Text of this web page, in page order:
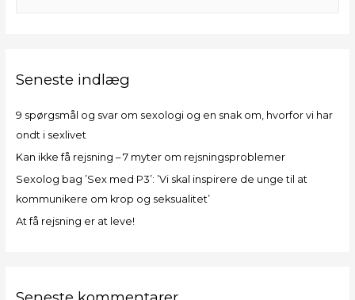
Seneste indlæg
9 spørgsmål og svar om sexologi og en snak om, hvorfor vi har
ondt i sexlivet​
Kan ikke få rejsning – 7 myter om rejsningsproblemer
Sexolog bag ’Sex med P3’: ’Vi skal inspirere de unge til at
kommunikere om krop og seksualitet’
At få rejsning er at leve!